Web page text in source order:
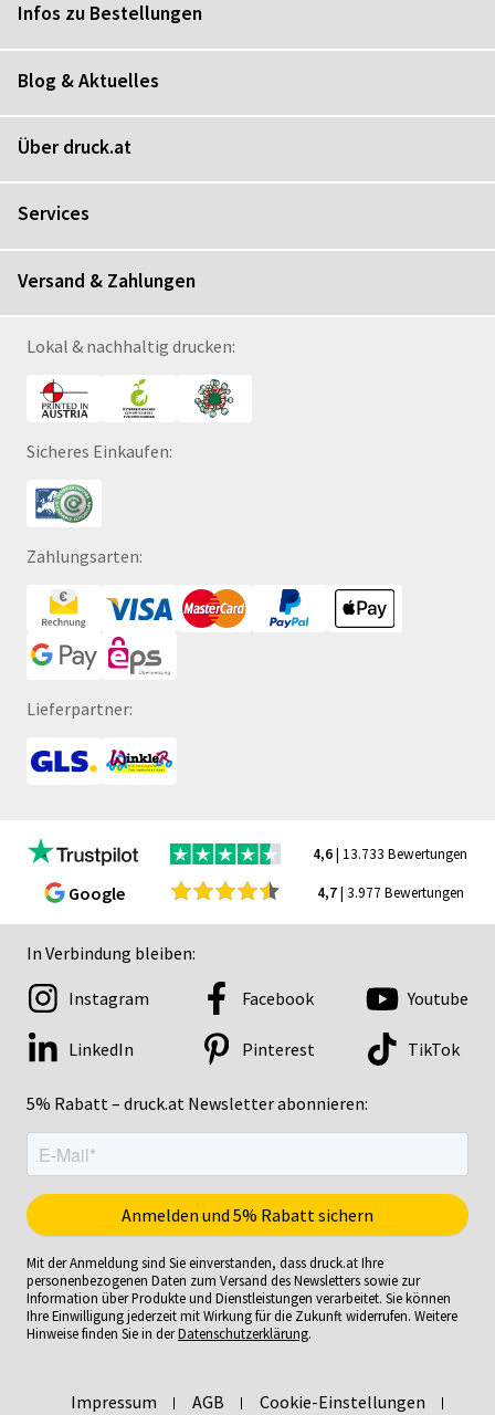
Infos zu Bestellungen
Blog & Aktuelles
Über druck.at
Services
Versand & Zahlungen
Lokal & nachhaltig drucken:
Sicheres Einkaufen:
Zahlungsarten:
Lieferpartner:
4,6| 13.733 Bewertungen
Google 4,7| 3.977 Bewertungen
In Verbindung bleiben:
5% Rabatt – druck.at Newsletter abonnieren:
Instagram Facebook Youtube
LinkedIn Pinterest TikTok
Mit der Anmeldung sind Sie einverstanden, dass druck.at Ihre
personenbezogenen Daten zum Versand des Newsletters sowie zur
Information über Produkte und Dienstleistungen verarbeitet. Sie können
Ihre Einwilligung jederzeit mit Wirkung für die Zukunft widerrufen. Weitere
Hinweise finden Sie in derDatenschutzerklärung.
Impressum AGB Cookie-Einstellungen